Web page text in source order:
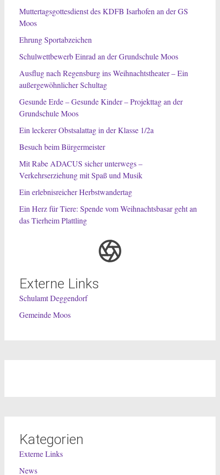
Muttertagsgottesdienst des KDFB Isarhofen an der GS
Moos
Ehrung Sportabzeichen
Schulwettbewerb Einrad an der Grundschule Moos
Ausflug nach Regensburg ins Weihnachtstheater – Ein
außergewöhnlicher Schultag
Gesunde Erde – Gesunde Kinder – Projekttag an der
Grundschule Moos
Ein leckerer Obstsalattag in der Klasse 1/2a
Besuch beim Bürgermeister
Mit Rabe ADACUS sicher unterwegs –
Verkehrserziehung mit Spaß und Musik
Ein erlebnisreicher Herbstwandertag
Ein Herz für Tiere: Spende vom Weihnachtsbasar geht an
das Tierheim Plattling
Externe Links
Schulamt Deggendorf
Gemeinde Moos
Kategorien
Externe Links
News